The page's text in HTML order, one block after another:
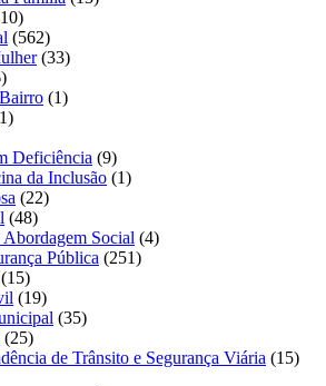
(562)
(33)
(1)
Deficiência (9)
da Inclusão (1)
(22)
(48)
Abordagem Social (4)
Pública (251)
(15)
(19)
(35)
(25)
de Trânsito e Segurança Viária (15)